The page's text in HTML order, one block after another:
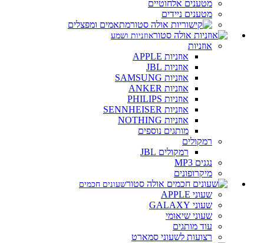
מטענים אלחוטיים
מטענים ניידים
מתאמים ומפצלים
אוזניות ושמע
אוזניות
אוזניות APPLE
אוזניות JBL
אוזניות SAMSUNG
אוזניות ANKER
אוזניות PHILIPS
אוזניות SENNHEISER
אוזניות NOTHING
מותגים נוספים
רמקולים
רמקולים JBL
נגנים MP3
מיקרופונים
שעונים חכמים
שעוני APPLE
שעוני GALAXY
שעוני שיאומי
עוד מותגים
רצועות לשעוני סמארט